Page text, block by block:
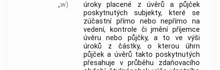
„w)
úroky placené z úvěrů a půjček
poskytnutých subjekty, které se
zúčastní přímo nebo nepřímo na
vedení, kontrole či jmění příjemce
úvěru nebo půjčky, a to ve výši
úroků z částky, o kterou úhrn
půjček a úvěrů takto poskytnutých
přesahuje v průběhu zdaňovacího